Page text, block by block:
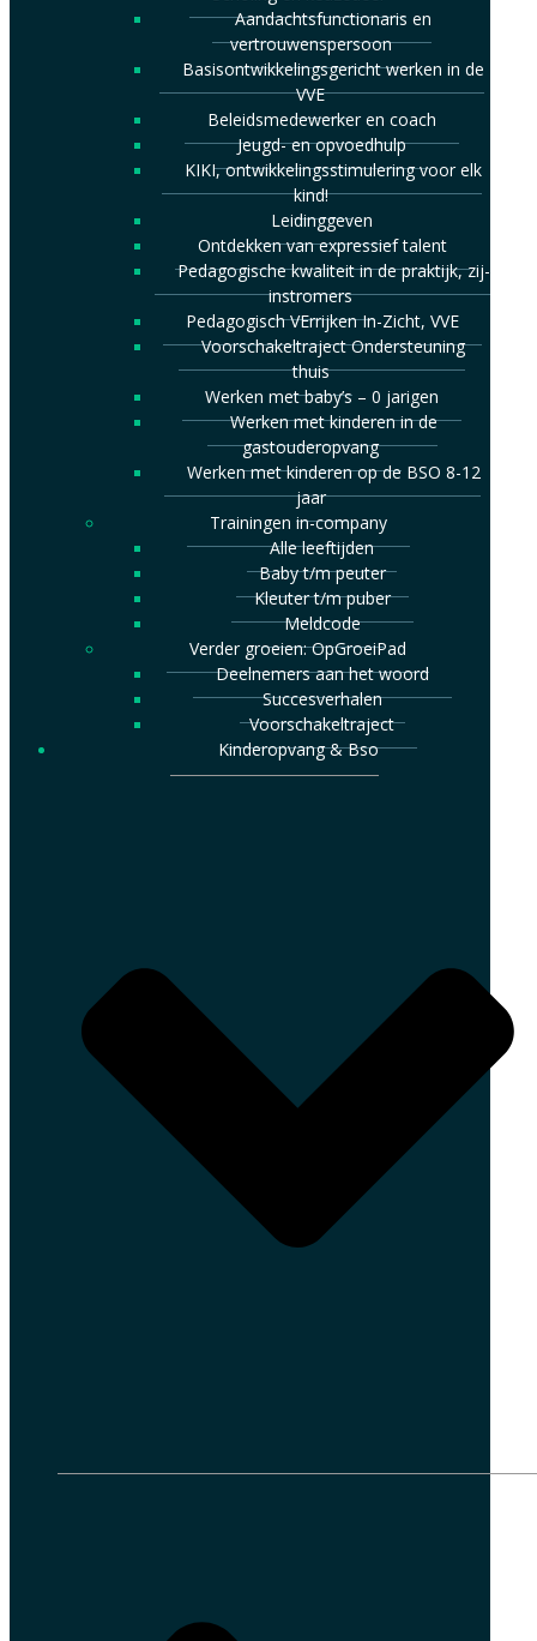
Aandachtsfunctionaris en
vertrouwenspersoon
Basisontwikkelingsgericht werken in de
VVE
Beleidsmedewerker en coach
Jeugd- en opvoedhulp
KIKI, ontwikkelingsstimulering voor elk
kind!
Leidinggeven
Ontdekken van expressief talent
Pedagogische kwaliteit in de praktijk, zij-
instromers
Pedagogisch VErrijken In-Zicht, VVE
Voorschakeltraject Ondersteuning
thuis
Werken met baby’s – 0 jarigen
Werken met kinderen in de
gastouderopvang
Werken met kinderen op de BSO 8-12
jaar
Trainingen in-company
Alle leeftijden
Baby t/m peuter
Kleuter t/m puber
Meldcode
Verder groeien: OpGroeiPad
Deelnemers aan het woord
Succesverhalen
Voorschakeltraject
Kinderopvang & Bso